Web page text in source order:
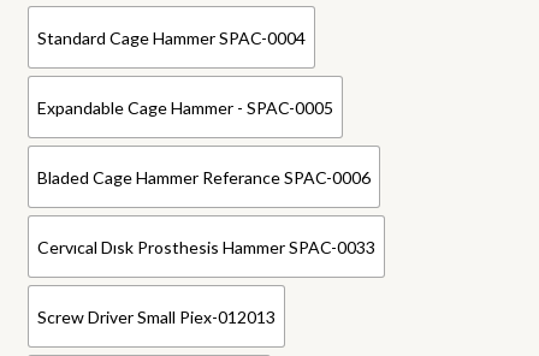
Standard Cage Hammer SPAC-0004
Expandable Cage Hammer - SPAC-0005
Bladed Cage Hammer Referance SPAC-0006
Cervıcal Dısk Prosthesis Hammer SPAC-0033
Screw Driver Small Piex-012013